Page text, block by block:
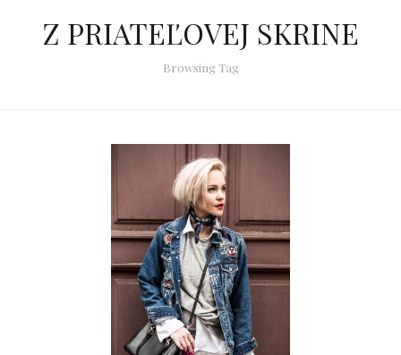
Z PRIATEĽOVEJ SKRINE
Browsing Tag